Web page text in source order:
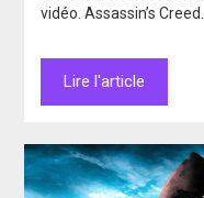
vidéo. Assassin’s Creed…
Lire l'article